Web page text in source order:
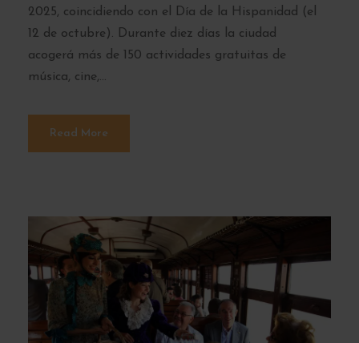
2025, coincidiendo con el Día de la Hispanidad (el
12 de octubre). Durante diez días la ciudad
acogerá más de 150 actividades gratuitas de
música, cine,...
Read More